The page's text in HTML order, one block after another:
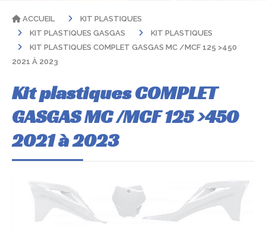
ACCUEIL
KIT PLASTIQUES
KIT PLASTIQUES GASGAS
KIT PLASTIQUES
KIT PLASTIQUES COMPLET GASGAS MC /MCF 125 >450
2021 À 2023
Kit plastiques COMPLET
GASGAS MC /MCF 125 >450
2021 à 2023